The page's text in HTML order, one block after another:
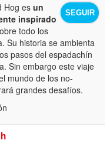
SEGUIR
Hog esun
inspirado
todo los
Su historia se ambienta
pasos del espadachín
Sin embargo este viaje
mundo de los no-
grandes desafíos.